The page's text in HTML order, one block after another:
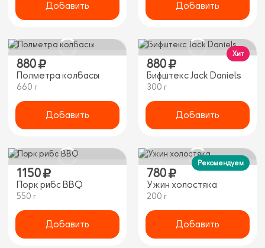
Добавить Добавить
880
Полметра колбасы
660 г
Добавить
880
Бифштекс Jack Daniels
300 г
Добавить
Хит
1150
Порк рибс BBQ
550 г
Добавить
780
Ужин холостяка
200 г
Добавить
Рекомендуем